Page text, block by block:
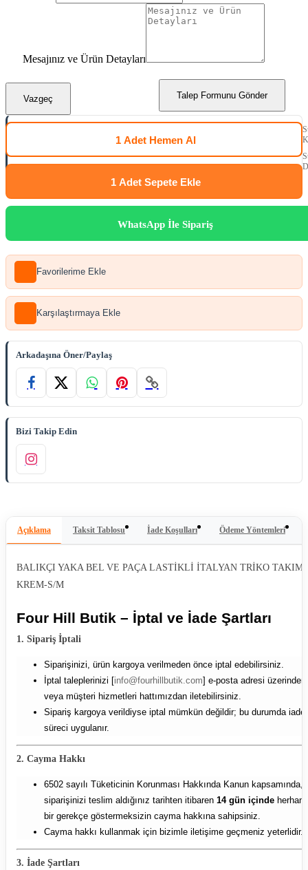
Mesajınız ve Ürün Detayları
Talep Formunu Gönder
Vazgeç
1 Adet Hemen Al
1 Adet Sepete Ekle
WhatsApp İle Sipariş
Favorilerime Ekle
Karşılaştırmaya Ekle
Arkadaşına Öner/Paylaş
Bizi Takip Edin
Açıklama Taksit Tablosu İade Koşulları Ödeme Yöntemleri
BALIKÇI YAKA BEL VE PAÇA LASTİKLİ İTALYAN TRİKO TAKIM-
KREM-S/M
Four Hill Butik – İptal ve İade Şartları
1. Sipariş İptali
Siparişinizi, ürün kargoya verilmeden önce iptal edebilirsiniz.
İptal taleplerinizi [info@fourhillbutik.com] e-posta adresi üzerinden
veya müşteri hizmetleri hattımızdan iletebilirsiniz.
Sipariş kargoya verildiyse iptal mümkün değildir; bu durumda iade
süreci uygulanır.
2. Cayma Hakkı
6502 sayılı Tüketicinin Korunması Hakkında Kanun kapsamında,
siparişinizi teslim aldığınız tarihten itibaren 14 gün içinde
bir gerekçe göstermeksizin cayma hakkına sahipsiniz.
Cayma hakkı kullanmak için bizimle iletişime geçmeniz yeterlidir.
3. İade Şartları